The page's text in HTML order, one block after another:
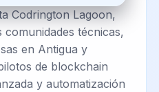
Codrington Lagoon,
técnicas,
en Antigua y
de blockchain
y automatización